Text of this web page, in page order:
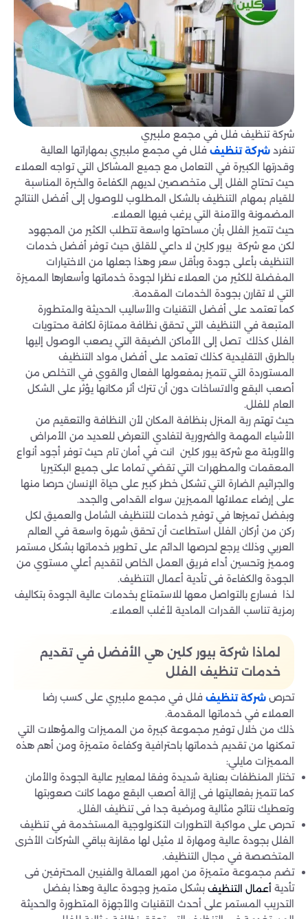
شركة تنظيف فلل في مجمع ملبيري
تنفرد شركة تنظيف فلل في مجمع ملبيري بمهاراتها العالية
وقدرتها الكبيرة في التعامل مع جميع المشاكل التي تواجه العملاء
حيث تحتاج الفلل إلى متخصصين لديهم الكفاءة والخبرة المناسبة
للقيام بمهام التنظيف بالشكل المطلوب للوصول إلى أفضل النتائج
المضمونة والآمنة التي يرغب فيها العملاء.
حيث تتميز الفلل بأن مساحتها واسعة تتطلب الكثير من المجهود
لكن مع شركة بيور كلين لا داعي للقلق حيث توفر أفضل خدمات
التنظيف بأعلى جودة وبأقل سعر وهذا جعلها من الاختيارات
المفضلة للكثير من العملاء نظرا لجودة خدماتها وأسعارها المميزة
التي لا تقارن بجودة الخدمات المقدمة.
كما تعتمد على أفضل التقنيات والأساليب الحديثة والمتطورة
المتبعة في التنظيف التي تحقق نظافة ممتازة لكافة محتويات
الفلل كذلك تصل إلى الأماكن الضيقة التي يصعب الوصول إليها
بالطرق التقليدية كذلك تعتمد على أفضل مواد التنظيف
المستوردة التي تتميز بمفعولها الفعال والقوي في التخلص من
أصعب البقع والاتساخات دون أن تترك أثر مكانها يؤثر على الشكل
العام للفلل.
حيث تهتم ربة المنزل بنظافة المكان لأن النظافة والتعقيم من
الأشياء المهمة والضرورية لتفادي التعرض للعديد من الأمراض
والأوبئة مع شركة بيور كلين انت في أمان تام حيث توفر أجود أنواع
المعقمات والمطهرات التي تقضي تماما على جميع البكتيريا
والجراثيم الضارة التي تشكل خطر كبير على حياة الإنسان حرصا منها
على إرضاء عملائها المميزين سواء القدامى والجدد.
وبفضل تميزها في توفير خدمات للتنظيف الشامل والعميق لكل
ركن من أركان الفلل استطاعت أن تحقق شهرة واسعة في العالم
العربي وذلك يرجع لحرصها الدائم على تطوير خدماتها بشكل مستمر
ومميز وتحسين أداء فريق العمل الخاص لتقديم أعلي مستوي من
الجودة والكفاءة فى تأدية أعمال التنظيف.
لذا فسارع بالتواصل معها للاستمتاع بخدمات عالية الجودة بتكاليف
رمزية تناسب القدرات المادية لأغلب العملاء.
لماذا شركة بيور كلين هي الأفضل في تقديم
خدمات تنظيف الفلل
تحرص شركة تنظيف فلل في مجمع ملبيري على كسب رضا
العملاء في خدماتها المقدمة.
ذلك من خلال توفير مجموعة كبيرة من المميزات والمؤهلات التي
تمكنها من تقديم خدماتها باحترافية وكفاءة متميزة ومن أهم هذه
المميزات مايلي:
تختار المنظفات بعناية شديدة وفقا لمعايير عالية الجودة والأمان
كما تتميز بفعاليتها فى إزالة أصعب البقع مهما كانت صعوبتها
وتعطيك نتائج مثالية ومرضية جدا فى تنظيف الفلل.
تحرص على مواكبة التطورات التكنولوجية المستخدمة في تنظيف
الفلل بجودة عالية ومهارة لا مثيل لها مقارنة بباقي الشركات الأخرى
المتخصصة في مجال التنظيف.
تضم مجموعة متميزة من امهر العمالة والفنيين المحترفين فى
تأدية أعمال التنظيف بشكل متميز وجودة عالية وهذا بفضل
التدريب المستمر على أحدث التقنيات والأجهزة المتطورة والحديثة